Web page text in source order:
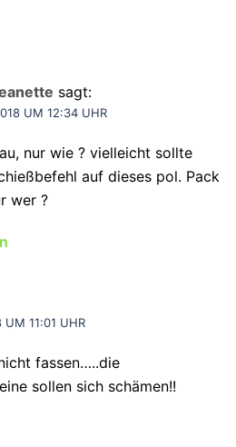
sagt:
UM 12:34 UHR
nur wie ? vielleicht sollte
auf dieses pol. Pack
wer ?
11:01 UHR
fassen…..die
sollen sich schämen!!